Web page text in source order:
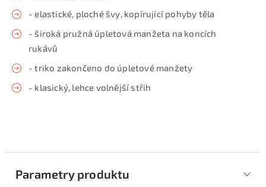
- elastické, ploché švy, kopírující pohyby těla
- široká pružná úpletová manžeta na koncích
rukávů
- triko zakončeno do úpletové manžety
- klasický, lehce volnější střih
Parametry produktu